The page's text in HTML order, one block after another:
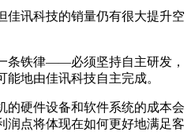
讯科技的销量仍有很大提升空
铁律——必须坚持自主研发，
地由佳讯科技自主完成。
硬件设备和软件系统的成本会
润点将体现在如何更好地满足客